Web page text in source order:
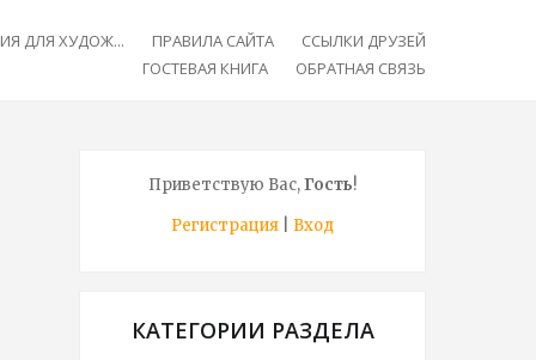
ДЛЯ ХУДОЖ... ПРАВИЛА САЙТА
ССЫЛКИ ДРУЗЕЙ
ГОСТЕВАЯ КНИГА
ОБРАТНАЯ СВЯЗЬ
Приветствую Вас,Гость!
Регистрация
Вход
КАТЕГОРИИ РАЗДЕЛА